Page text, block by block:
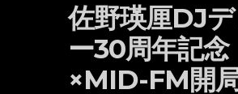
佐野瑛厘DJ
ー30周年記念
×MID-FM開